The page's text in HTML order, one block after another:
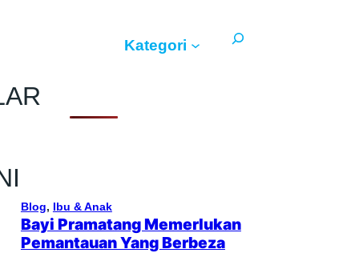
Kategori
Blog, Ibu & Anak
Bayi Pramatang Memerlukan
Pemantauan Yang Berbeza